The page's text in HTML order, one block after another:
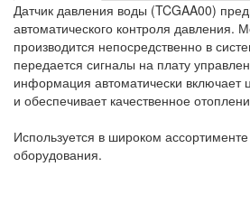
Датчик давления воды (TCGAA00)
автоматического контроля давления.
производится непосредственно в
передается сигналы на плату
информация автоматически включает
и обеспечивает качественное
Используется в широком ассортименте
оборудования.